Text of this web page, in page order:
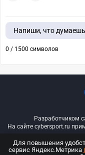
Напиши, что думаешь
0 / 1500 символов
Разработчиком
На сайте cybersport.ru
© ООО
Для повышения
сервис Яндекс.Метрика